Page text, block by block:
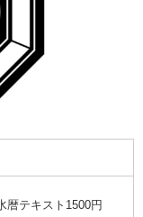
テキスト1500円